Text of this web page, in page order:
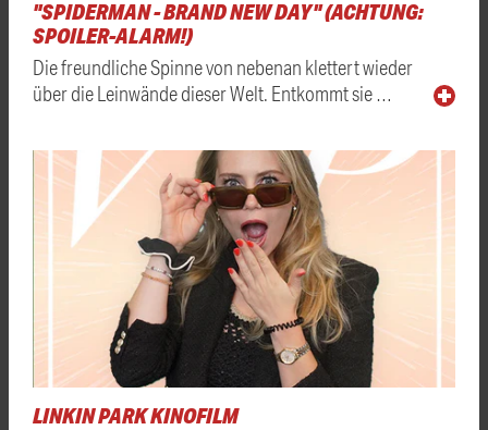
"SPIDERMAN - BRAND NEW DAY" (ACHTUNG:
SPOILER-ALARM!)
Die freundliche Spinne von nebenan klettert wieder
über die Leinwände dieser Welt. Entkommt sie …
LINKIN PARK KINOFILM